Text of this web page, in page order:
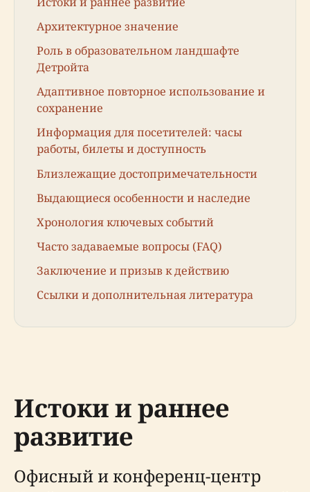
Архитектурное значение
Роль в образовательном ландшафте
Детройта
Адаптивное повторное использование и
сохранение
Информация для посетителей: часы
работы, билеты и доступность
Близлежащие достопримечательности
Выдающиеся особенности и наследие
Хронология ключевых событий
Часто задаваемые вопросы (FAQ)
Заключение и призыв к действию
Ссылки и дополнительная литература
Истоки и раннее
развитие
Офисный и конференц-центр